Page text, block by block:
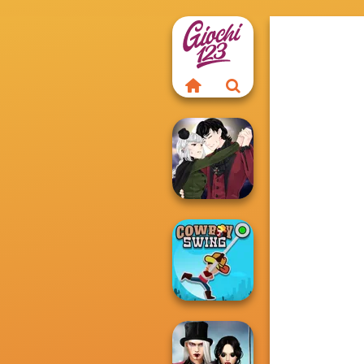
Manga Creator
Vampire Hunter
P...